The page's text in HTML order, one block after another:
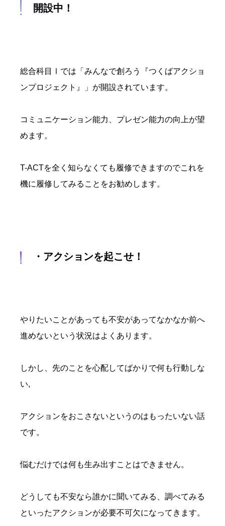
開設中！
総合科目Ⅰでは「みんなで創ろう『つくばアクショ
ンプロジェクト』」が開設されています。
コミュニケーション能力、プレゼン能力の向上が望
めます。
T-ACTを全く知らなくても履修できますのでこれを
機に履修してみることをお勧めします。
・アクションを起こせ！
やりたいことがあっても不安があってなかなか前へ
進めないという状況はよくあります。
しかし、先のことを心配してばかりで何も行動しな
い,
アクションをおこさないというのはもったいない話
です。
悩むだけでは何も生み出すことはできません。
どうしても不安なら誰かに聞いてみる、調べてみる
といったアクションが必要不可欠になってきます。